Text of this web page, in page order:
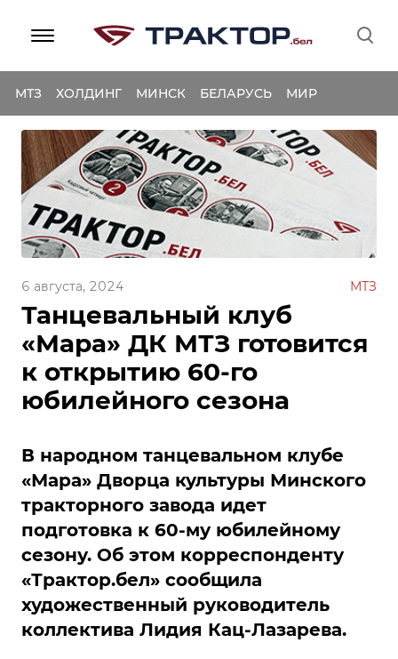
МТЗ ХОЛДИНГ МИНСК БЕЛАРУСЬ МИР
Танцевальный клуб
«Мара» ДК МТЗ готовится
к открытию 60-го
юбилейного сезона
6 августа, 2024 МТЗ
В народном танцевальном клубе
«Мара» Дворца культуры Минского
тракторного завода идет
подготовка к 60-му юбилейному
сезону. Об этом корреспонденту
«Трактор.бел» сообщила
художественный руководитель
коллектива Лидия Кац-Лазарева.